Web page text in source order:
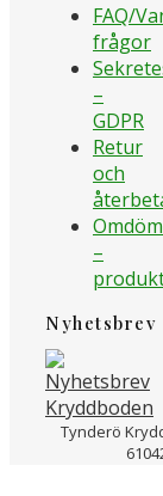
FAQ/
frågor
–
GDPR
Retur
och
–
Nyhetsbrev
Tynderö